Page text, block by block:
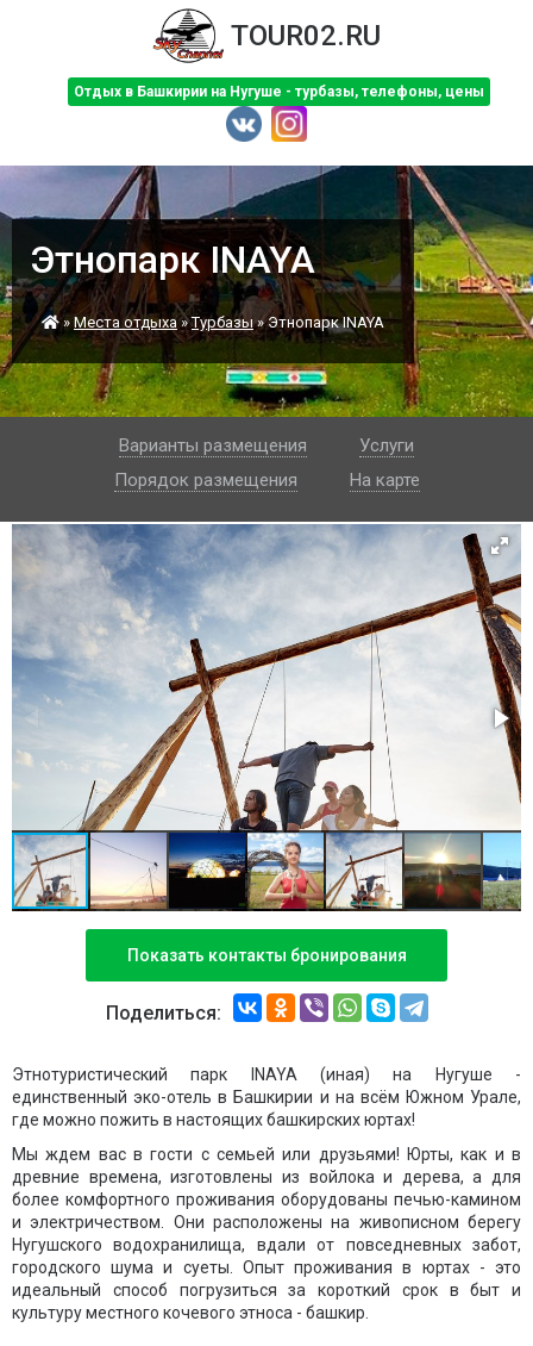
TOUR02.RU
Отдых в Башкирии на Нугуше - турбазы, телефоны, цены
Этнопарк INAYA
» Места отдыха»Турбазы»Этнопарк INAYA
Варианты размещения
Услуги
Порядок размещения
На карте
Показать контакты бронирования
Поделиться:
Этнотуристический парк INAYA (иная) на Нугуше -
единственный эко-отель в Башкирии и на всём Южном Урале,
где можно пожить в настоящих башкирских юртах!
Мы ждем вас в гости с семьей или друзьями! Юрты, как и в
древние времена, изготовлены из войлока и дерева, а для
более комфортного проживания оборудованы печью-камином
и электричеством. Они расположены на живописном берегу
Нугушского водохранилища, вдали от повседневных забот,
городского шума и суеты. Опыт проживания в юртах - это
идеальный способ погрузиться за короткий срок в быт и
культуру местного кочевого этноса - башкир.